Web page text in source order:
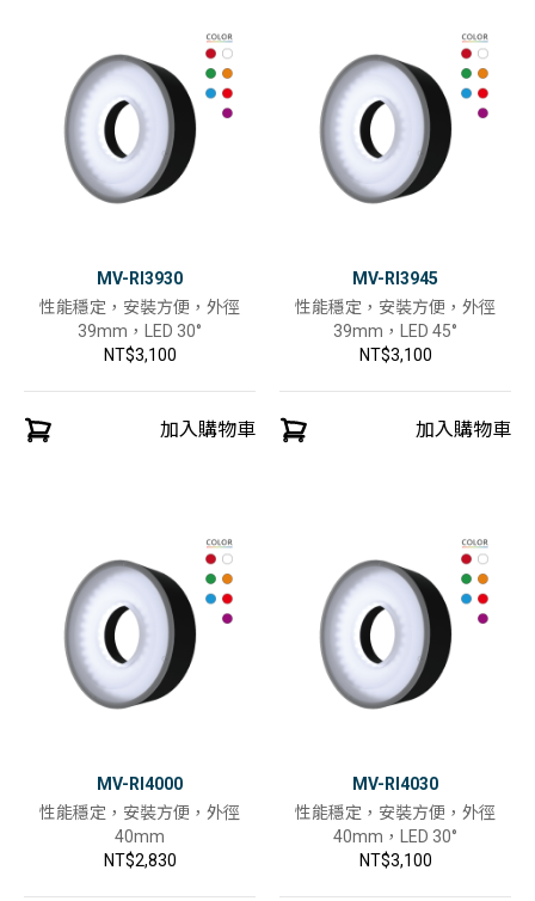
MV-RI3930
性能穩定，安裝方便，外徑
39mm，LED 30°
NT$3,100
加入購物車
MV-RI3945
性能穩定，安裝方便，外徑
39mm，LED 45°
NT$3,100
加入購物車
MV-RI4000
性能穩定，安裝方便，外徑
40mm
NT$2,830
MV-RI4030
性能穩定，安裝方便，外徑
40mm，LED 30°
NT$3,100